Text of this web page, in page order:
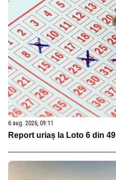
6 aug. 2026, 09:11
Report uriaș la Loto 6 din 49